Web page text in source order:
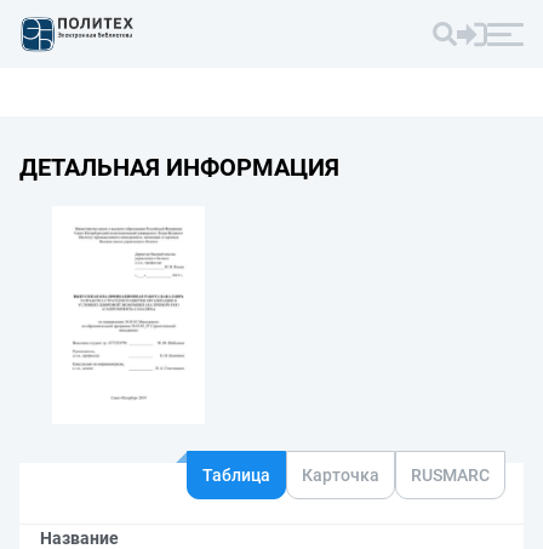
ДЕТАЛЬНАЯ ИНФОРМАЦИЯ
Таблица Карточка RUSMARC
Название